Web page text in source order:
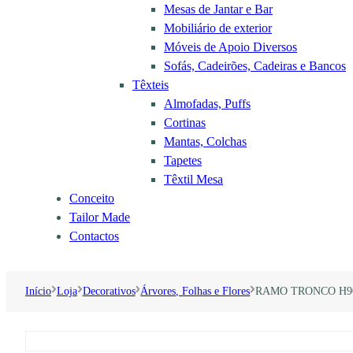
Mesas de Jantar e Bar
Mobiliário de exterior
Móveis de Apoio Diversos
Sofás, Cadeirões, Cadeiras e Bancos
Têxteis
Almofadas, Puffs
Cortinas
Mantas, Colchas
Tapetes
Têxtil Mesa
Conceito
Tailor Made
Contactos
Início Loja Decorativos Árvores, Folhas e Flores RAMO TRONCO